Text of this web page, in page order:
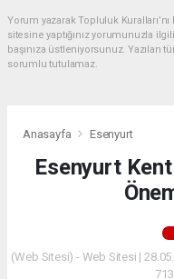
Yorum yazarak Topluluk
sitesine yaptığınız yorumunuzla
başınıza üstleniyorsunuz.
sorumlu tutulamaz.
Anasayfa Esenyurt
Esenyurt
(Web Sitesi) - Web Sitesi |